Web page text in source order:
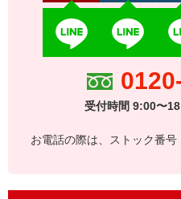
受付時間 9:00〜
お電話の際は、ストック番号